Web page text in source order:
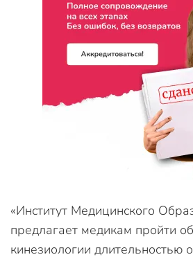
«Институт Медицинского
предлагает медикам пройти
кинезиологии длительностью